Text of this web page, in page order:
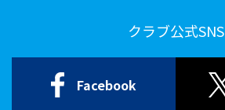
クラブ公式SNS
Facebook